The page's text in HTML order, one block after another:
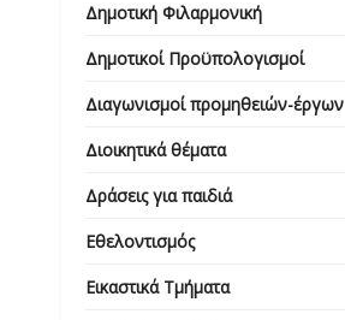
Δημοτική Φιλαρμονική
Δημοτικοί Προϋπολογισμοί
Διαγωνισμοί προμηθειών-έργων
Διοικητικά θέματα
Δράσεις για παιδιά
Εθελοντισμός
Εικαστικά Τμήματα